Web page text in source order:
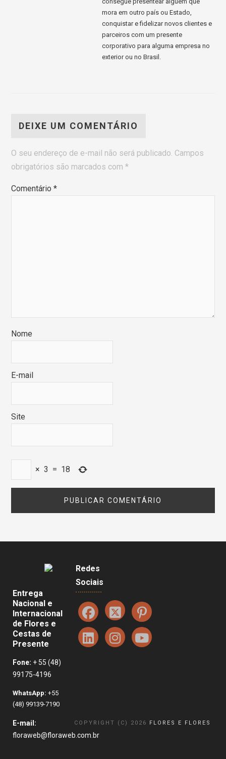
mora em outro país ou Estado,
conquistar e fidelizar novos clientes e
parceiros com um presente
corporativo para alguma empresa no
exterior ou no Brasil.
DEIXE UM COMENTÁRIO
O seu endereço de e-mail não será publicado. Campos
obrigatórios são marcados com*
Comentário*
Nome
E-mail
Site
× 3 = 18
Entrega
Nacional e
Internacional
de Flores e
Cestas de
Presente
Fone: + 55 (48)
99175-4196
WhatsApp: +55
(48) 99139-7190
E-mail:
floraweb@floraweb.com.br
Redes
Sociais
COPYRIGHT (C) 2026 FLORES E FLORES